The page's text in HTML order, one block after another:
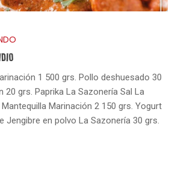
1 500 grs. Pollo deshuesado 30
20 grs. Paprika La Sazonería Sal La
Marinación 2 150 grs. Yogurt
Jengibre en polvo La Sazonería 30 grs.